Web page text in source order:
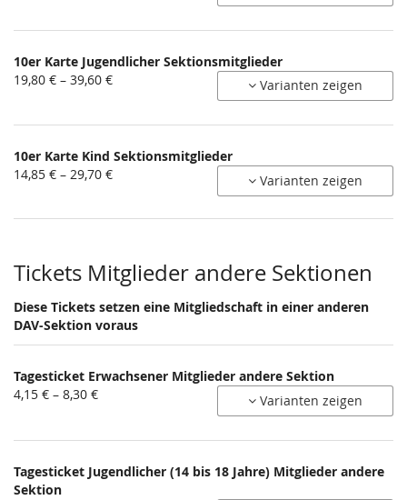
10er Karte Jugendlicher Sektionsmitglieder
von
19,80 € – 39,60 € Varianten zeigen
10er Karte Kind Sektionsmitglieder
von
14,85 € – 29,70 € Varianten zeigen
Tickets Mitglieder andere Sektionen
Diese Tickets setzen eine Mitgliedschaft in einer anderen
DAV-Sektion voraus
Tagesticket Erwachsener Mitglieder andere Sektion
von
4,15 € – 8,30 € Varianten zeigen
Tagesticket Jugendlicher (14 bis 18 Jahre) Mitglieder andere
Sektion